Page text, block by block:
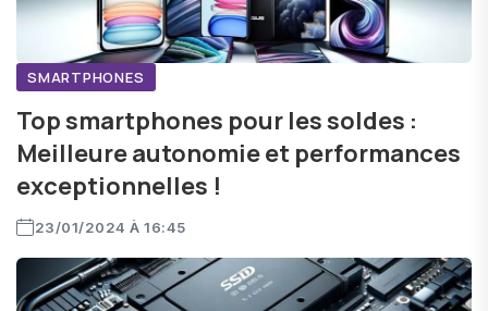
SMARTPHONES
Top smartphones pour les soldes :
Meilleure autonomie et performances
exceptionnelles !
23/01/2024 À 16:45